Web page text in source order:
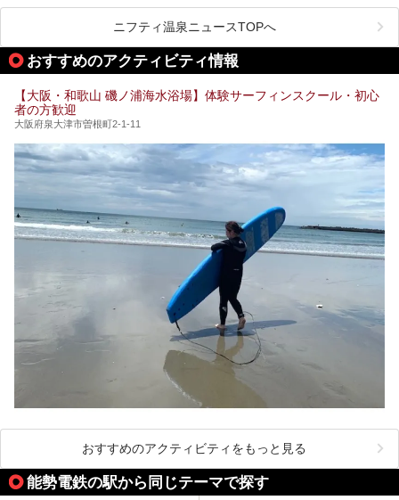
処にいたるまで魅力をたっぷり堪能してきたので、その全容
ペース、ロウリュウなど、心ゆくまで楽しむためのサービス
が充実した施設も多くみられます。
今回はそんなサウナにこだわった、大阪府内のオススメ温
泉・銭湯・スパを30件紹介したいと思います！
ニフティ温泉ニュースTOPへ
おすすめのアクティビティ情報
【大阪・和歌山 磯ノ浦海水浴場】体験サーフィンスクール・初心
者の方歓迎
大阪府泉大津市曽根町2-1-11
おすすめのアクティビティをもっと見る
能勢電鉄の駅から同じテーマで探す